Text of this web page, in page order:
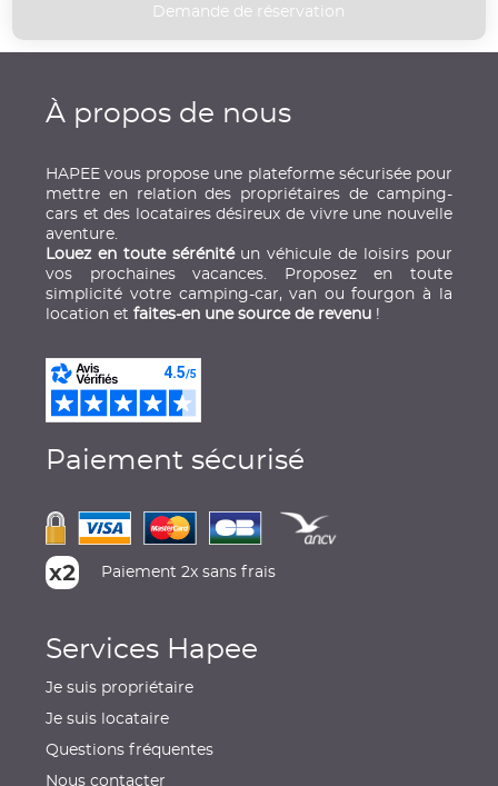
À propos de nous
HAPEE vous propose une plateforme sécurisée pour
mettre en relation des propriétaires de camping-
cars et des locataires désireux de vivre une nouvelle
aventure.
Louez en toute sérénitéun véhicule de loisirs pour
vos prochaines vacances. Proposez en toute
simplicité votre camping-car, van ou fourgon à la
location etfaites-en une source de revenu !
Paiement sécurisé
Paiement 2x sans frais
Services Hapee
Je suis propriétaire
Je suis locataire
Questions fréquentes
Nous contacter